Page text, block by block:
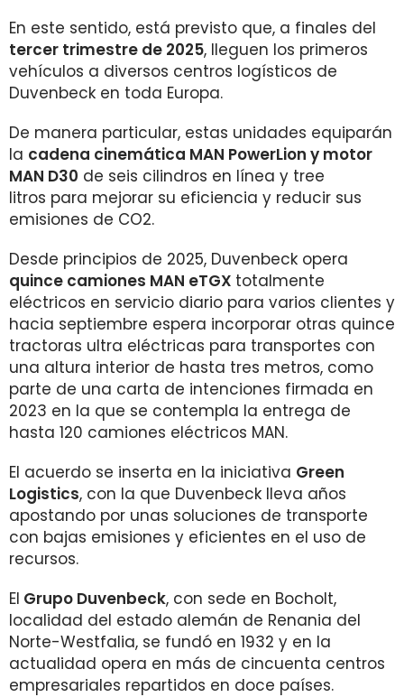
En este sentido, está previsto que, a finales del
tercer trimestre de 2025, lleguen los primeros
vehículos a diversos centros logísticos de
Duvenbeck en toda Europa.
De manera particular, estas unidades equiparán
la cadena cinemática MAN PowerLion y motor
MAN D30 de seis cilindros en línea y tree
litros para mejorar su eficiencia y reducir sus
emisiones de CO2.
Desde principios de 2025, Duvenbeck opera
quince camiones MAN eTGX totalmente
eléctricos en servicio diario para varios clientes y
hacia septiembre espera incorporar otras quince
tractoras ultra eléctricas para transportes con
una altura interior de hasta tres metros, como
parte de una carta de intenciones firmada en
2023 en la que se contempla la entrega de
hasta 120 camiones eléctricos MAN.
El acuerdo se inserta en la iniciativa Green
Logistics, con la que Duvenbeck lleva años
apostando por unas soluciones de transporte
con bajas emisiones y eficientes en el uso de
recursos.
El Grupo Duvenbeck, con sede en Bocholt,
localidad del estado alemán de Renania del
Norte-Westfalia, se fundó en 1932 y en la
actualidad opera en más de cincuenta centros
empresariales repartidos en doce países.